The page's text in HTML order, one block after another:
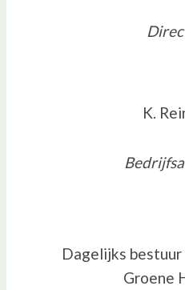
K.
Dagelijks
Groene